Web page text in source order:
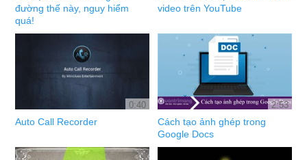
đường thế này, nguy hiểm
quá!
video trên YouTube
0:40
Auto Call Recorder
2:53
Cách tạo ảnh ghép trong
Google Docs